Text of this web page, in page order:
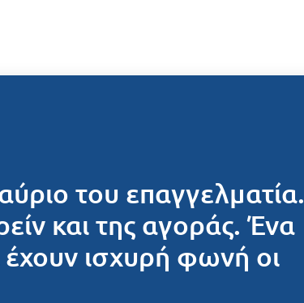
του επαγγελματία.
και της αγοράς. Ένα
ισχυρή φωνή οι